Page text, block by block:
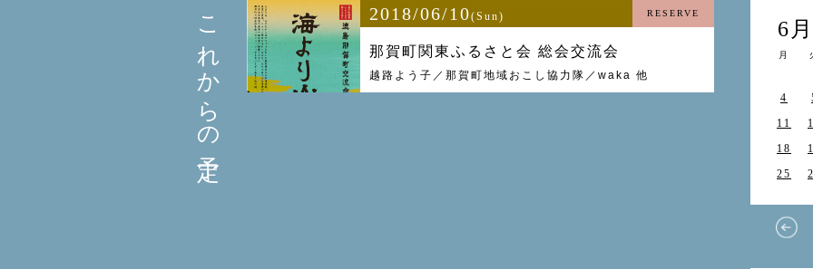
これからの予定 2018/06/10(Sun) RESERVE
那賀町関東ふるさと会 総会交流会
越路よう子／那賀町地域おこし協力隊／waka 他
6月
月
4
11
18
25